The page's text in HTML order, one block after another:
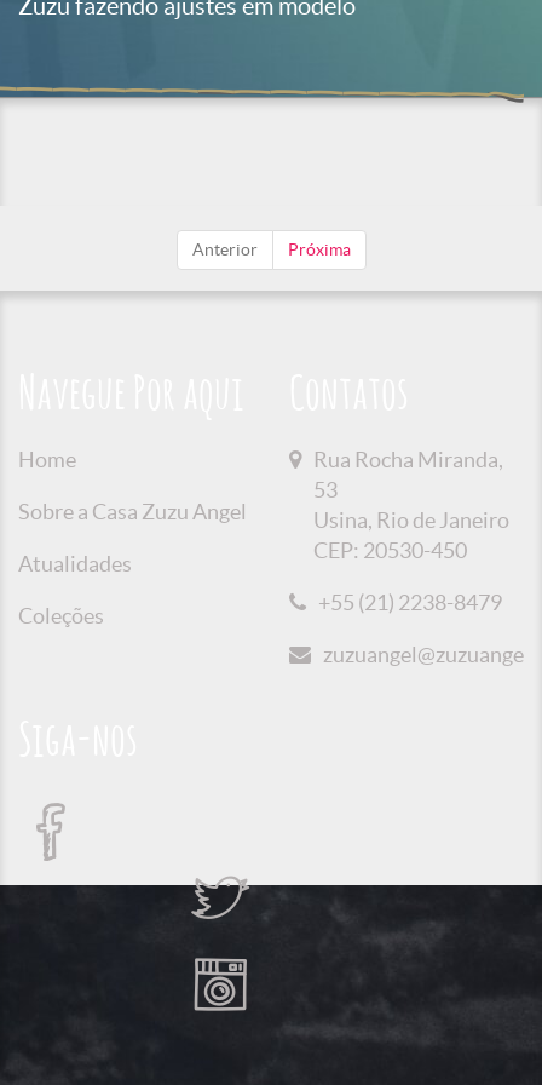
Zuzu fazendo ajustes em modelo
Anterior Próxima
Home
Sobre a Casa Zuzu Angel
Atualidades
Coleções
Rua Rocha Miranda,
53
Usina, Rio de Janeiro
CEP: 20530-450
+55 (21) 2238-8479